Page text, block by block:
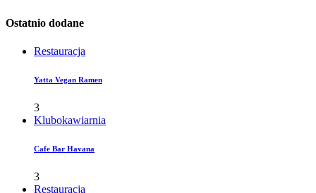
Ostatnio dodane
Restauracja
Yatta Vegan Ramen
3
Klubokawiarnia
Cafe Bar Havana
3
Restauracja